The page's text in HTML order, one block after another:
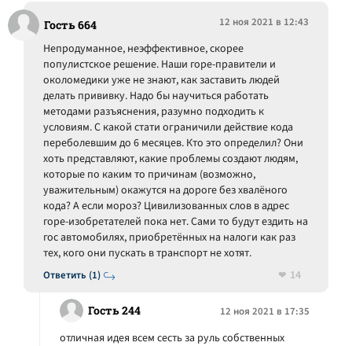
Гость 664 12 ноя 2021 в 12:43
Ответить (1)
Непродуманное, неэффективное, скорее
популистское решение. Наши горе-правители и
околомедики уже не знают, как заставить людей
делать прививку. Надо бы научиться работать
методами разъяснения, разумно подходить к
условиям. С какой стати ограничили действие кода
переболевшим до 6 месяцев. Кто это определил? Они
хоть представляют, какие проблемы создают людям,
которые по каким то причинам (возможно,
уважительным) окажутся на дороге без хвалёного
кода? А если мороз? Цивилизованных слов в адрес
горе-изобретателей пока нет. Сами то будут ездить на
гос автомобилях, приобретённых на налоги как раз
тех, кого они пускать в транспорт не хотят.
14
Гость 244 12 ноя 2021 в 17:35
отличная идея всем сесть за руль собственных